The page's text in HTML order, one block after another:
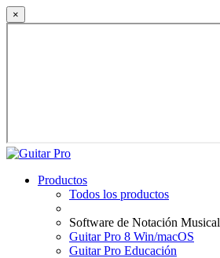
×
Productos
Todos los productos
Software de Notación Musical
Guitar Pro 8 Win/macOS
Guitar Pro Educación